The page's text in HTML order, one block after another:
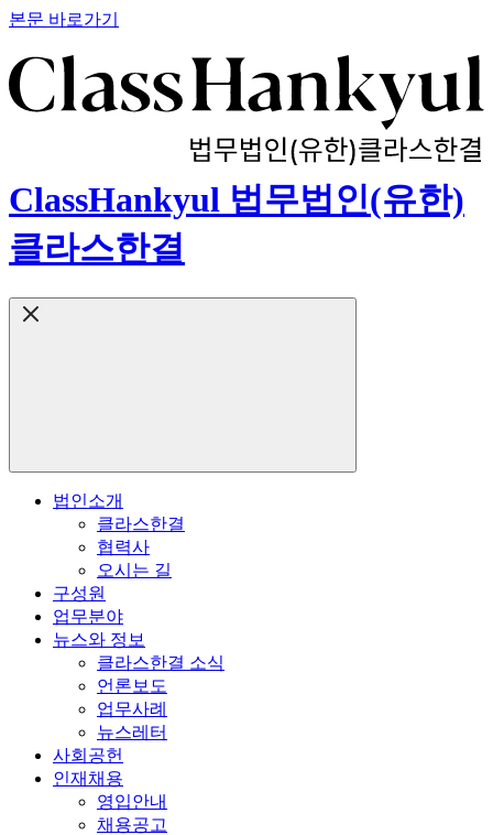
본문 바로가기
ClassHankyul 법무법인(유한)
클라스한결
법인소개
클라스한결
협력사
오시는 길
구성원
업무분야
뉴스와 정보
클라스한결 소식
언론보도
업무사례
뉴스레터
사회공헌
인재채용
영입안내
채용공고